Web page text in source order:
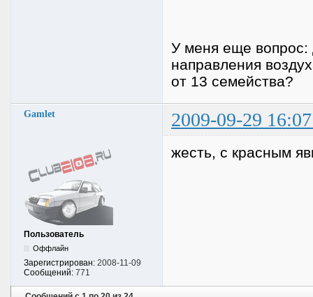
У меня еще вопрос:
направления
от 13 семейства?
Gamlet 2009-09-29
Пользователь
Оффлайн
Зарегистрирован: 2008-11-09
Сообщений: 771
жесть, с красным